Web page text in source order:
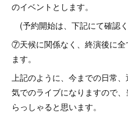
のイベントとします。
(予約開始は、下記にて確認
⑦天候に関係なく、終演後に
ます。
上記のように、今までの日常
気でのライブになりますので
らっしゃると思います。